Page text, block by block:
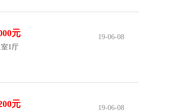
19-06-08
元
室1厅
19-06-08
元